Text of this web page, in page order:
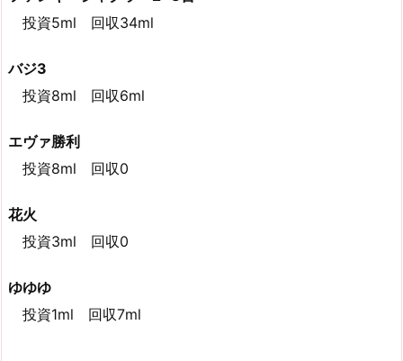
投資5ml 回収34ml
バジ3
投資8ml 回収6ml
エヴァ勝利
投資8ml 回収0
花火
投資3ml 回収0
ゆゆゆ
投資1ml 回収7ml